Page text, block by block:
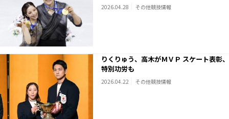
2026.04.28 その他競技情報
りくりゅう、高木がＭＶＰ スケート表彰、
特別功労も
2026.04.22 その他競技情報